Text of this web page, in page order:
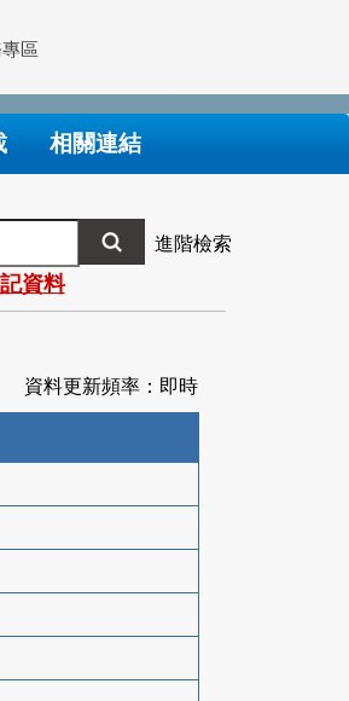
區
相關連結
進階檢索
資料
資料更新頻率：即時